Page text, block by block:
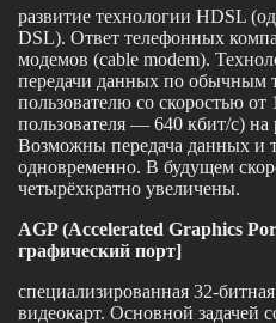
развитие технологии HDSL
DSL). Ответ телефонных
модемов (cable modem).
передачи данных по обычным
пользователю со скоростью
пользователя — 640 кбит/с) на
Возможны передача данных и
одновременно. В будущем
четырёхкратно увеличены.
AGP (Accelerated Graphics
графический порт]
специализированная 32-
видеокарт. Основной задачей